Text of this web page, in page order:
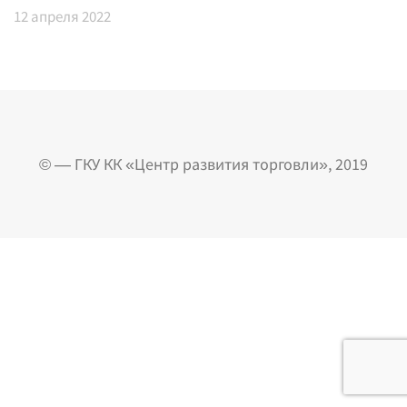
12апреля 2022
© — ГКУ КК «Центр развития торговли», 2019